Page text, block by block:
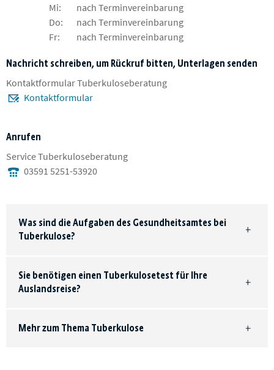
Mi:
nach Terminvereinbarung
Do:
nach Terminvereinbarung
Fr:
nach Terminvereinbarung
Nachricht schreiben, um Rückruf bitten, Unterlagen senden
Kontaktformular Tuberkuloseberatung
Kontaktformular
Anrufen
Service Tuberkuloseberatung
03591 5251-53920
Was sind die Aufgaben des Gesundheitsamtes bei
Tuberkulose?
Sie benötigen einen Tuberkulosetest für Ihre
Auslandsreise?
Mehr zum Thema Tuberkulose